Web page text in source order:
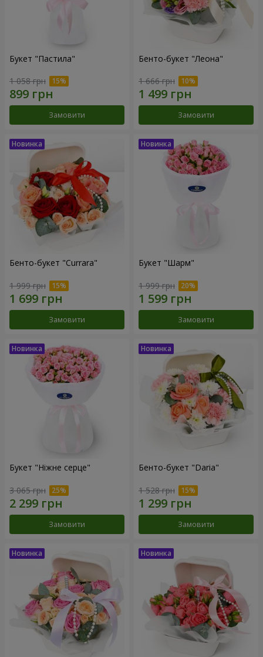
Букет "Пастила"
1 058 грн
Замовити
Бенто-букет "Леона"
1 666 грн
Замовити
Бенто-букет "Currara"
1 999 грн
Замовити
Букет "Шарм"
1 999 грн
Замовити
Букет "Ніжне серце"
3 065 грн
Замовити
Бенто-букет "Daria"
1 528 грн
Замовити